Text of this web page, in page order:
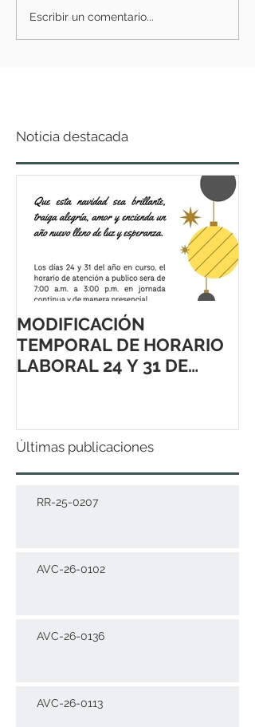
Escribir un comentario...
Noticia destacada
MODIFICACIÓN
TEMPORAL DE HORARIO
LABORAL 24 Y 31 DE
Últimas publicaciones
RR-25-0207
AVC-26-0102
AVC-26-0136
AVC-26-0113